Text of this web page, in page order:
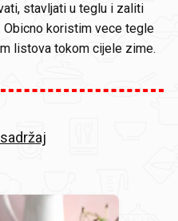
stavljati u teglu i zaliti
Obicno koristim vece tegle
listova tokom cijele zime.